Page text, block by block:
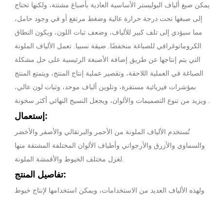
يمكن صبغ ألياف البوليستر الأساسية العادية بأصباغ مشتتة، ولكنها تحتاج
إلى صبغها تحت درجة حرارة عالية وضغط مرتفع أو في وجود حامل،
مما سيؤدي إلى تلف كبير للألياف، وضعف ثبات اللون، ويكون النطاق
الكروماتوغرافي للصباغة منخفضًا. ضيقة نسبيا. تعمل الألياف الملونة
التي يتم إنتاجها عن طريق إضافة الأصبغة الرئيسية على حل مشكلة
الصباغة في العملية اللاحقة، وتقصير عملية إنتاج المنتج، ويتمتع المنتج
بمؤشرات فيزيائية مستقرة، وتلوين ألياف موحد، وثبات لون عالي،
إستعمال:
تُستخدم الألياف الملونة من الأحمر والبرتقالي والأصفر والأخضر
والسماوي والأزرق والأرجواني وأطياف الألوان المختلفة المشتقة منها
تفاصيل المنتج:
ولهذه الألياف العديد من الاستخدامات، ويمكن استخدامها لإنتاج خيوط